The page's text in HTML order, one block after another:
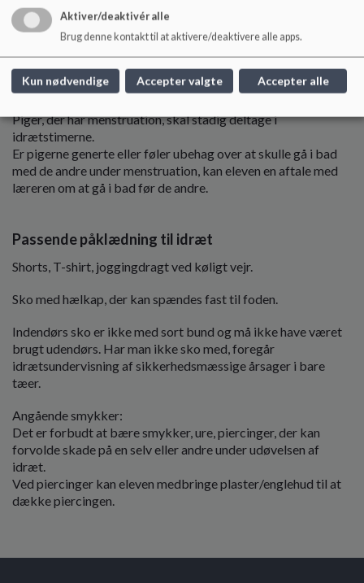
Eleven skal stadig deltage, selvom han/hun har fodvorter. Vi
forventer, at eleven starter i behandling af fodvorten og
medbringer badefodtøj, eller en pose der kan vikles om foden
under badning.
Menstruation
Piger, der har menstruation, skal stadig deltage i
idrætstimerne.
Er pigerne generte eller føler ubehag over at skulle gå i bad
med de andre under menstruation, kan eleven en aftale med
læreren om at gå i bad før de andre.
Passende påklædning til idræt
Shorts, T-shirt, joggingdragt ved køligt vejr.
Sko med hælkap, der kan spændes fast til foden.
Indendørs sko er ikke med sort bund og må ikke have været
brugt udendørs. Har man ikke sko med, foregår
idrætsundervisning af sikkerhedsmæssige årsager i bare
tæer.
Angående smykker:
Det er forbudt at bære smykker, ure, piercinger, der kan
forvolde skade på en selv eller andre under udøvelsen af
idræt.
Ved piercinger kan eleven medbringe plaster/englehud til at
dække piercingen.
Aktiver/deaktivér alle
Brug denne kontakt til at aktivere/deaktivere alle apps.
Kun nødvendige Accepter valgte Accepter alle